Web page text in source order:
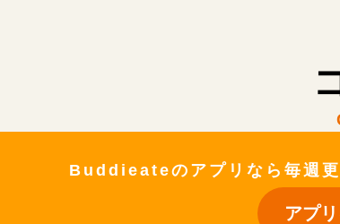
Buddieateのアプリなら毎週更
アプ